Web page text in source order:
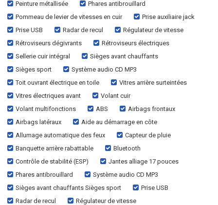
Peinture métallisée
Phares antibrouillard
Pommeau de levier de vitesses en cuir
Prise auxiliaire jack
Prise USB
Radar de recul
Régulateur de vitesse
Rétroviseurs dégivrants
Rétroviseurs électriques
Sellerie cuir intégral
Sièges avant chauffants
Sièges sport
Système audio CD MP3
Toit ouvrant électrique en toile
Vitres arrière surteintées
Vitres électriques avant
Volant cuir
Volant multifonctions
ABS
Airbags frontaux
Airbags latéraux
Aide au démarrage en côte
Allumage automatique des feux
Capteur de pluie
Banquette arrière rabattable
Bluetooth
Contrôle de stabilité (ESP)
Jantes alliage 17 pouces
Phares antibrouillard
Système audio CD MP3
Sièges avant chauffants Sièges sport
Prise USB
Radar de recul
Régulateur de vitesse